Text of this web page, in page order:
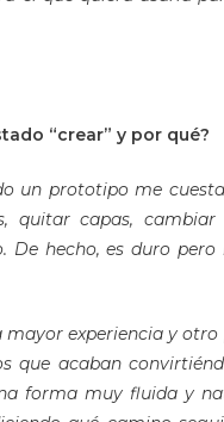
“crear” y por qué?
un prototipo me
quitar capas, cambiar
De hecho, es duro pero
experiencia y
que acaban
forma muy fluida y